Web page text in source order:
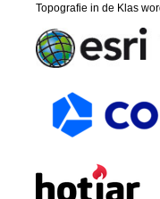
Topografie in de Klas